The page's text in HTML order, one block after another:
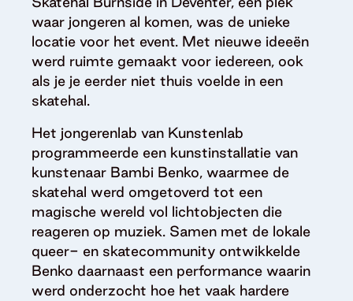
waar jongeren al komen, was de unieke
locatie voor het event. Met nieuwe ideeën
werd ruimte gemaakt voor iedereen, ook
als je je eerder niet thuis voelde in een
skatehal.
Het jongerenlab van Kunstenlab
programmeerde een kunstinstallatie van
kunstenaar Bambi Benko, waarmee de
skatehal werd omgetoverd tot een
magische wereld vol lichtobjecten die
reageren op muziek. Samen met de lokale
queer- en skatecommunity ontwikkelde
Benko daarnaast een performance waarin
werd onderzocht hoe het vaak hardere